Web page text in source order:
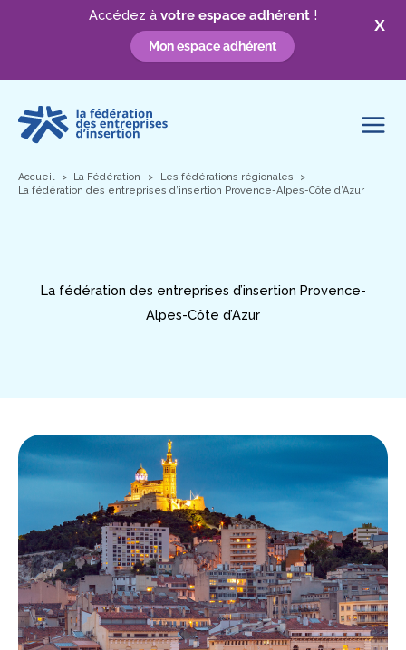
X
Accédez à votre espace adhérent !
Mon espace adhérent
contenu
Accueil La Fédération
Les fédérations régionales
La fédération des entreprises d’insertion Provence-Alpes-Côte d’Azur
La fédération des entreprises d’insertion Provence-
Alpes-Côte d’Azur